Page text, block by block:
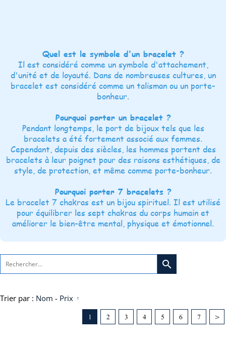
Quel est le symbole d'un bracelet ?
Il est considéré comme un symbole d'attachement,
d'unité et de loyauté. Dans de nombreuses cultures, un
bracelet est considéré comme un talisman ou un porte-
bonheur.
Pourquoi porter un bracelet ?
Pendant longtemps, le port de bijoux tels que les
bracelets a été fortement associé aux femmes.
Cependant, depuis des siècles, les hommes portent des
bracelets à leur poignet pour des raisons esthétiques, de
style, de protection, et même comme porte-bonheur.
Pourquoi porter 7 bracelets ?
Le bracelet 7 chakras est un bijou spirituel. Il est utilisé
pour équilibrer les sept chakras du corps humain et
améliorer le bien-être mental, physique et émotionnel.
search
Trier par : Nom - Prix
1 2 3 4 5 6 7 >